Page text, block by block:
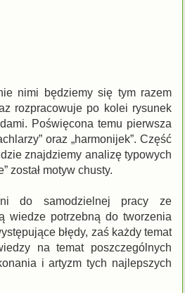
nimi będziemy się tym razem
rozpracowuje po kolei rysunek
Poświęcona temu pierwsza
oraz „harmonijek”. Część
znajdziemy analizę typowych
został motyw chusty.
do samodzielnej pracy ze
wiedze potrzebną do tworzenia
błędy, zaś każdy temat
na temat poszczególnych
i artyzm tych najlepszych